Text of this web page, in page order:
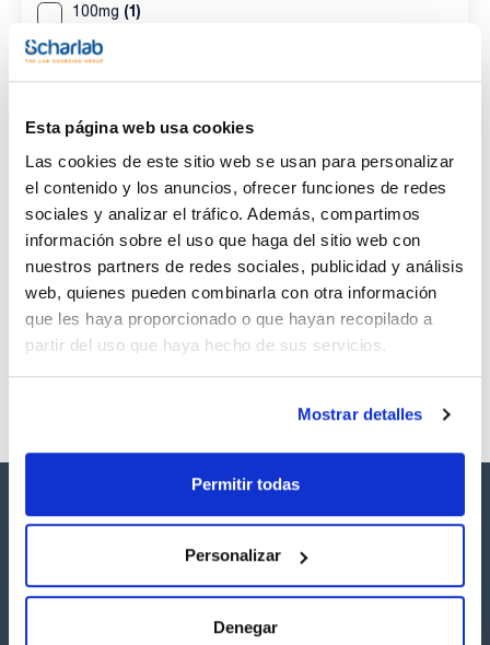
Esta página web usa cookies
Las cookies de este sitio web se usan para personalizar
el contenido y los anuncios, ofrecer funciones de redes
sociales y analizar el tráfico. Además, compartimos
información sobre el uso que haga del sitio web con
nuestros partners de redes sociales, publicidad y análisis
web, quienes pueden combinarla con otra información
que les haya proporcionado o que hayan recopilado a
partir del uso que haya hecho de sus servicios.
Mostrar detalles
Permitir todas
Personalizar
Denegar
100mg (1)
Envase
VIAL
Volumen
100mg
CAS
[10540-29-1]
Referencia
SB43070100
x 100mg
Comprar
Disponibilidad
Ver stock
Síguenos: